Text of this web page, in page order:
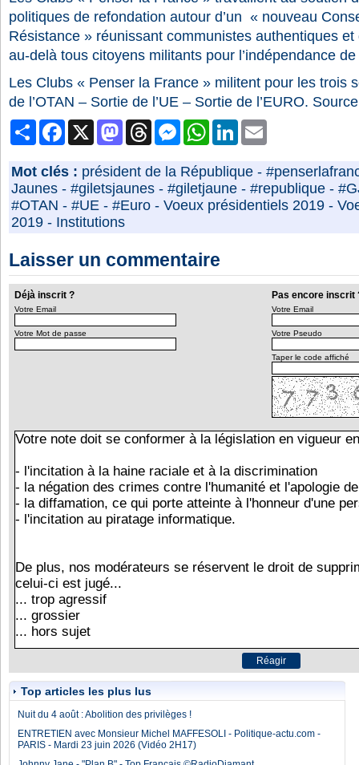
politiques de refondation autour d’un « nouveau
Résistance » réunissant communistes authentiques
au-delà tous citoyens militants pour l’indépendance
Les Clubs « Penser la France » militent pour les trois
de l’OTAN – Sortie de l’UE – Sortie de l’EURO.
PartagerFacebook MastodonThreads MessengerWhatsAppLinkedIn
Mot clés : président de la République -
Jaunes - #giletsjaunes - #giletjaune - #republique -
#OTAN - #UE - #Euro - Voeux présidentiels 2019 -
2019 - Institutions
Laisser un commentaire
Déjà inscrit ? Pas encore inscrit
Votre Email
Votre Mot de passe
Votre Email
Votre Pseudo
Taper le code affiché
Top articles les plus lus
Nuit du 4 août : Abolition des privilèges !
ENTRETIEN avec Monsieur Michel MAFFESOLI - Politique-actu.com -
PARIS - Mardi 23 juin 2026 (Vidéo 2H17)